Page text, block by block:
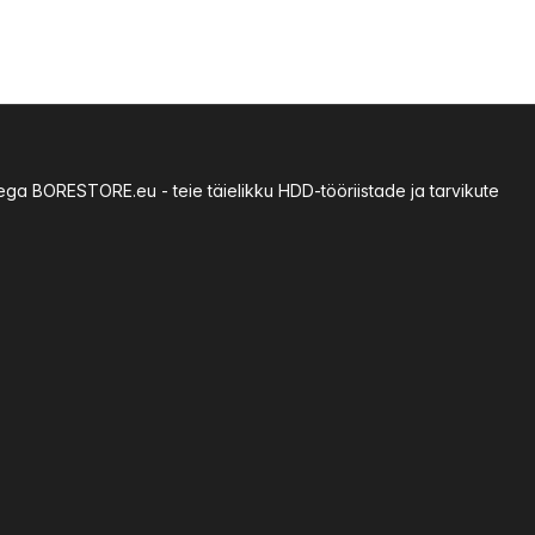
BORESTORE.eu - teie täielikku HDD-tööriistade ja tarvikute